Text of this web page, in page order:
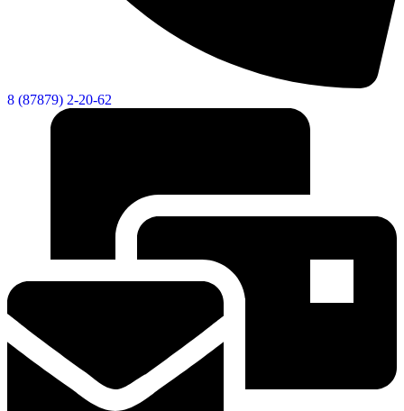
8 (87879) 2-20-62